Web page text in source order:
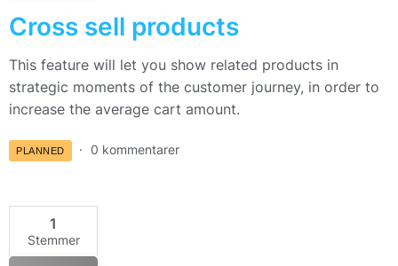
Cross sell products
This feature will let you show related products in
strategic moments of the customer journey, in order to
increase the average cart amount.
PLANNED 0 kommentarer
1
Stemmer